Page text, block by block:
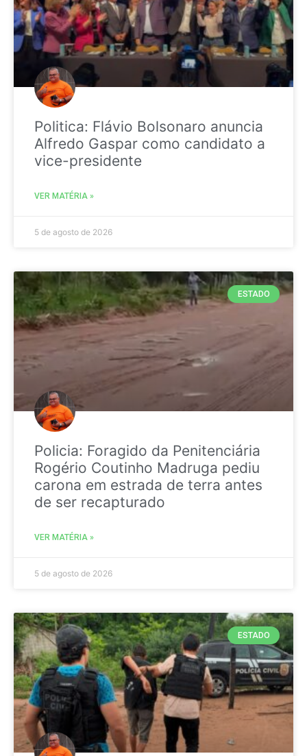
Politica: Flávio Bolsonaro anuncia
Alfredo Gaspar como candidato a
vice-presidente
VER MATÉRIA »
5 de agosto de 2026
ESTADO
Policia: Foragido da Penitenciária
Rogério Coutinho Madruga pediu
carona em estrada de terra antes
de ser recapturado
VER MATÉRIA »
5 de agosto de 2026
ESTADO